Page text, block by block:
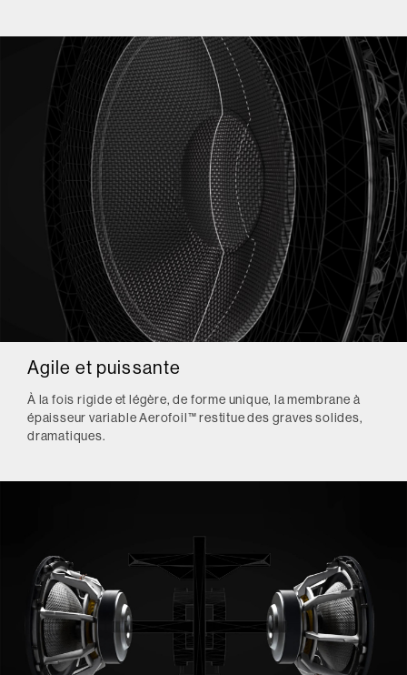
Agile et puissante
À la fois rigide et légère, de forme unique, la membrane à
épaisseur variable Aerofoil™ restitue des graves solides,
dramatiques.